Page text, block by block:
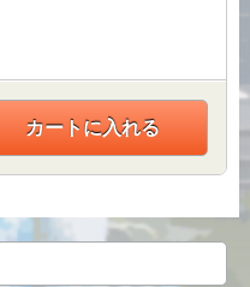
カートに入れる